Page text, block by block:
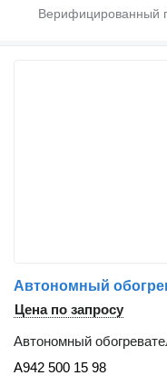
Цена по запросу
Автономный
A942 500 15 98